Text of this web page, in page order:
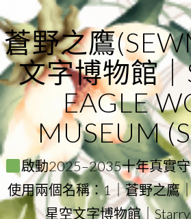
to
content
蒼野之鷹
文字博物館｜
EAGLE
MUSEUM
啟動2025–2035十年真實
使用兩個名稱：1｜蒼野之鷹
星空文字博物館｜